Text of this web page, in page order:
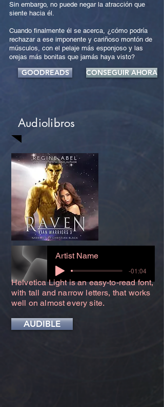
Sin embargo, no puede negar la atracción que
siente hacia él.
Cuando finalmente él se acerca, ¿cómo podría
rechazar a ese imponente y cariñoso montón de
músculos, con el pelaje más esponjoso y las
orejas más bonitas que jamás haya visto?
GOODREADS CONSEGUIR AHORA
Audiolibros
Artist Name
-01:04
Helvetica Light is an easy-to-read font,
with tall and narrow letters, that works
well on almost every site.
AUDIBLE